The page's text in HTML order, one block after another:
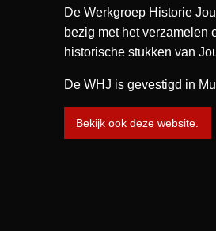
De Werkgroep Historie
bezig met het verzamelen
historische stukken van
De WHJ is gevestigd in
Bekijk ook deze website.